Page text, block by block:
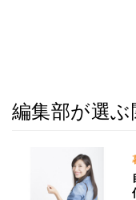
編集部が選ぶ